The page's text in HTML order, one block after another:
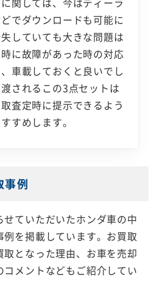
でダウンロードも可能に
していても大きな問題は
に故障があった時の対応
車載しておくと良いでし
されるこの3点セットは
査定時に提示できるよう
すめします。
事例
ていただいたホンダ車の中
を掲載しています。お買取
取となった理由、お車を売却
コメントなどもご紹介してい